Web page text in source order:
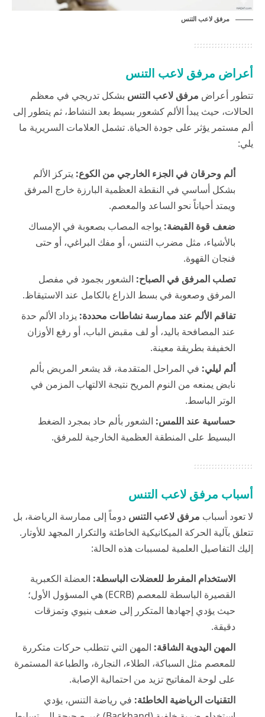
مرفق لاعب التنس
أعراض مرفق لاعب التنس
تتطور أعراض مرفق لاعب التنس بشكل تدريجي في معظم
الحالات، حيث يبدأ الألم كشعور بسيط بعد النشاط، ثم يتطور إلى
ألم مستمر يؤثر على جودة الحياة. تشمل العلامات السريرية ما
يلي:
ألم وحرقان في الجزء الخارجي من الكوع: يتركز الألم
بشكل أساسي في النقطة العظمية البارزة خارج المرفق
ويمتد أحياناً نحو الساعد والمعصم.
ضعف قوة القبضة: يواجه المصاب بصعوبة في الإمساك
بالأشياء، مثل مضرب التنس، أو مفك البراغي، أو حتى
فنجان القهوة.
تصلب المرفق في الصباح: الشعور بجمود في مفصل
المرفق وصعوبة في بسط الذراع بالكامل عند الاستيقاظ.
تفاقم الألم عند ممارسة نشاطات محددة: يزداد الألم حدة
عند المصافحة باليد، أو لف مقبض الباب، أو رفع الأوزان
الخفيفة بطريقة معينة.
ألم ليلي: في المراحل المتقدمة، قد يشعر المريض بألم
نابض يمنعه من النوم المريح نتيجة الالتهاب المزمن في
الوتر الباسط.
حساسية عند اللمس: الشعور بألم حاد بمجرد الضغط
البسيط على المنطقة العظمية الخارجية للمرفق.
أسباب مرفق لاعب التنس
لا تعود أسباب مرفق لاعب التنس دوماً إلى ممارسة الرياضة، بل
تتعلق بآلية الحركة الميكانيكية الخاطئة والتكرار المجهد للأوتار.
إليك التفاصيل العلمية لمسببات هذه الحالة:
الاستخدام المفرط للعضلات الباسطة: العضلة الكعبرية
القصيرة الباسطة للمعصم (ECRB) هي المسؤول الأول؛
حيث يؤدي إجهادها المتكرر إلى ضعف بنيوي وتمزقات
دقيقة.
المهن اليدوية الشاقة: المهن التي تتطلب حركات متكررة
للمعصم مثل السباكة، الطلاء، النجارة، والطباعة المستمرة
على لوحة المفاتيح تزيد من احتمالية الإصابة.
التقنيات الرياضية الخاطئة: في رياضة التنس، يؤدي